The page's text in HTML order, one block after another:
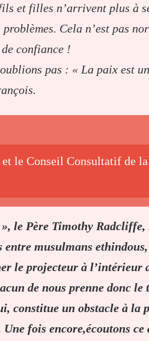
et filles n’arrivent plus à
Cela n’est pas
confiance !
pas : « La paix est
le Conseil Consultatif de
le Père Timothy Radcliffe,
entre musulmans
le projecteur à l’intérieur
de nous prenne donc le
constitue un obstacle à la
fois encore,écoutons ce